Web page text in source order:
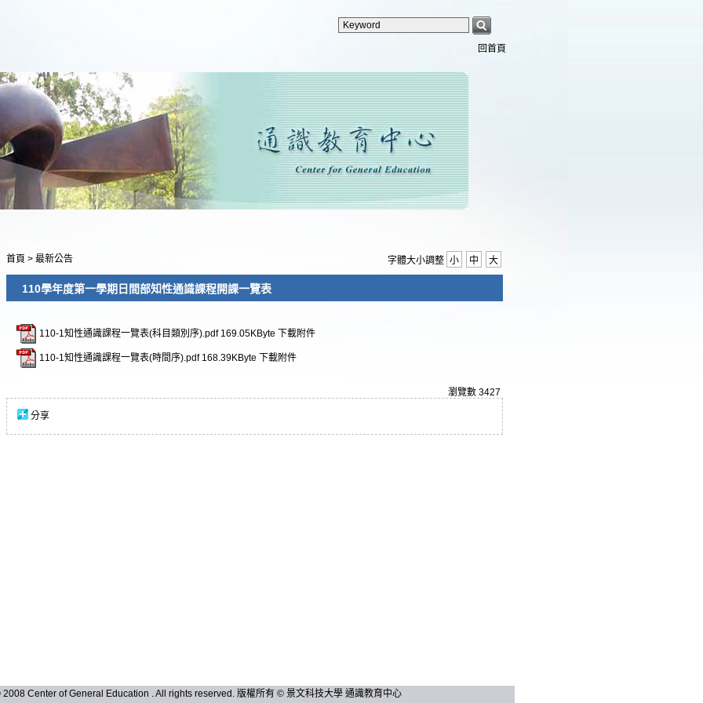
回首頁
首頁 > 最新公告 字體大小調整 小 中 大
110學年度第一學期日間部知性通識課程開課一覽表
110-1知性通識課程一覽表(科目類別序).pdf 169.05KByte 下載附件
110-1知性通識課程一覽表(時間序).pdf 168.39KByte 下載附件
瀏覽數 3427
分享
Center of General Education . All rights reserved. 版權所有 © 景文科技大學 通識教育中心